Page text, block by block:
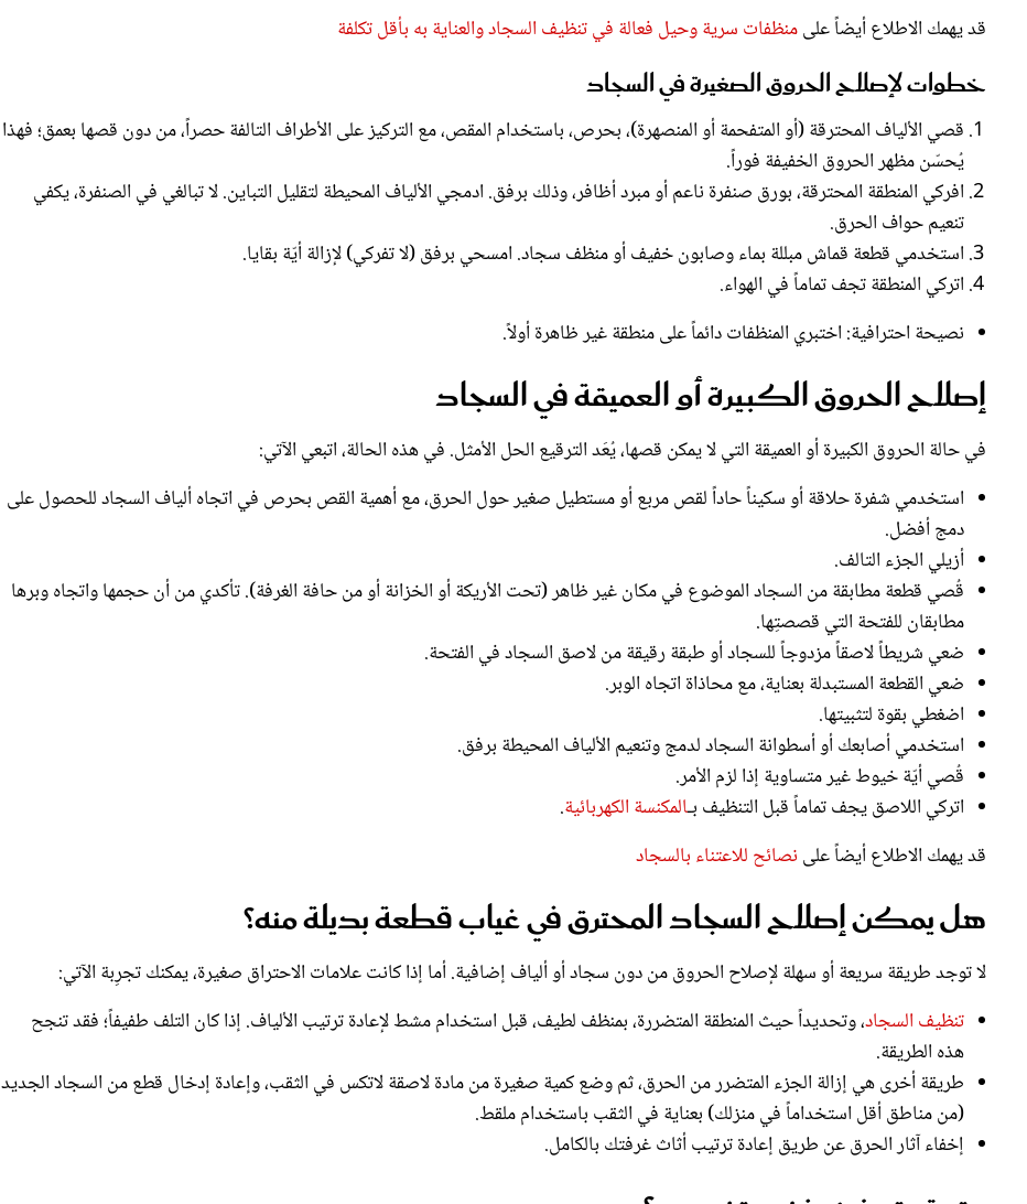
قد يهمك الاطلاع أيضاً علىمنظفات سرية وحيل فعالة في تنظيف السجاد والعناية به بأقل تكلفة
خطوات لإصلاح الحروق الصغيرة في السجاد
قصي الألياف المحترقة (أو المتفحمة أو المنصهرة)، بحرص، باستخدام المقص، مع التركيز على الأطراف التالفة حصراً، من دون قصها بعمق؛ فهذا
يُحسّن مظهر الحروق الخفيفة فوراً.
افركي المنطقة المحترقة، بورق صنفرة ناعم أو مبرد أظافر، وذلك برفق. ادمجي الألياف المحيطة لتقليل التباين. لا تبالغي في الصنفرة، يكفي
تنعيم حواف الحرق.
استخدمي قطعة قماش مبللة بماء وصابون خفيف أو منظف سجاد. امسحي برفق (لا تفركي) لإزالة أيّة بقايا.
اتركي المنطقة تجف تماماً في الهواء.
نصيحة احترافية: اختبري المنظفات دائماً على منطقة غير ظاهرة أولاً.
إصلاح الحروق الكبيرة أو العميقة في السجاد
في حالة الحروق الكبيرة أو العميقة التي لا يمكن قصها، يُعَد الترقيع الحل الأمثل. في هذه الحالة، اتبعي الآتي:
استخدمي شفرة حلاقة أو سكيناً حاداً لقص مربع أو مستطيل صغير حول الحرق، مع أهمية القص بحرص في اتجاه ألياف السجاد للحصول على
دمج أفضل.
أزيلي الجزء التالف.
قُصي قطعة مطابقة من السجاد الموضوع في مكان غير ظاهر (تحت الأريكة أو الخزانة أو من حافة الغرفة). تأكدي من أن حجمها واتجاه وبرها
مطابقان للفتحة التي قصصتِها.
ضعي شريطاً لاصقاً مزدوجاً للسجاد أو طبقة رقيقة من لاصق السجاد في الفتحة.
ضعي القطعة المستبدلة بعناية، مع محاذاة اتجاه الوبر.
اضغطي بقوة لتثبيتها.
استخدمي أصابعك أو أسطوانة السجاد لدمج وتنعيم الألياف المحيطة برفق.
قُصي أيّة خيوط غير متساوية إذا لزم الأمر.
اتركي اللاصق يجف تماماً قبل التنظيف بـالمكنسة الكهربائية.
قد يهمك الاطلاع أيضاً على نصائح للاعتناء بالسجاد
هل يمكن إصلاح السجاد المحترق في غياب قطعة بديلة منه؟
لا توجد طريقة سريعة أو سهلة لإصلاح الحروق من دون سجاد أو ألياف إضافية. أما إذا كانت علامات الاحتراق صغيرة، يمكنك تجرِبة الآتي:
تنظيف السجاد، وتحديداً حيث المنطقة المتضررة، بمنظف لطيف، قبل استخدام مشط لإعادة ترتيب الألياف. إذا كان التلف طفيفاً؛ فقد تنجح
هذه الطريقة.
طريقة أخرى هي إزالة الجزء المتضرر من الحرق، ثم وضع كمية صغيرة من مادة لاصقة لاتكس في الثقب، وإعادة إدخال قطع من السجاد الجديد
(من مناطق أقل استخداماً في منزلك) بعناية في الثقب باستخدام ملقط.
إخفاء آثار الحرق عن طريق إعادة ترتيب أثاث غرفتك بالكامل.